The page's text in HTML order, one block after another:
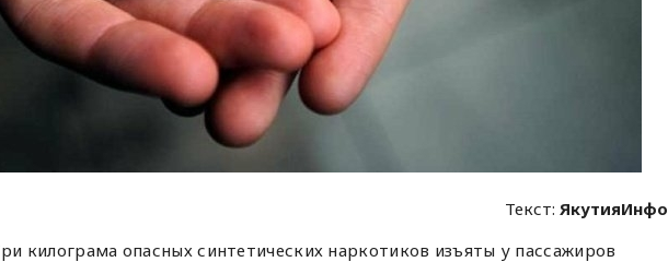
Текст:ЯкутияИнфо
килограма опасных синтетических наркотиков изъяты у пассажиров